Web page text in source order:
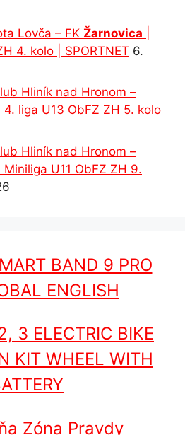
Lovča – FK Žarnovica
4. kolo | SPORTNET 6.
Hliník nad Hronom –
4. liga U13 ObFZ ZH 5. kolo
Hliník nad Hronom –
Miniliga U11 ObFZ ZH 9.
BAND 9 PRO
ENGLISH
3 ELECTRIC BIKE
KIT WHEEL WITH
Zóna Pravdy